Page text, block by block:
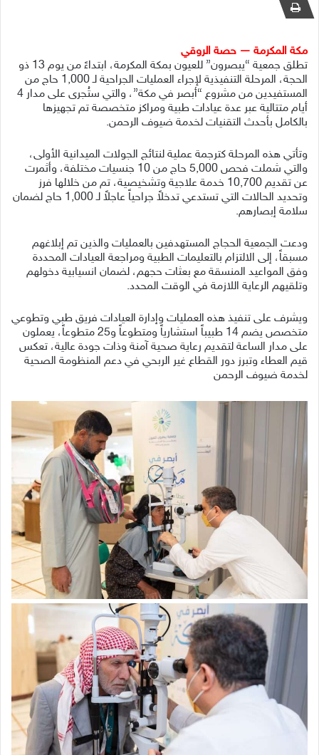
مكة المكرمة — حصة الروقي
تطلق جمعية “يبصرون” للعيون بمكة المكرمة، ابتداءً من يوم 13 ذو
الحجة، المرحلة التنفيذية لإجراء العمليات الجراحية لـ 1,000 حاج من
المستفيدين من مشروع “أبصر في مكة”، والتي ستُجرى على مدار 4
أيام متتالية عبر عدة عيادات طبية ومراكز متخصصة تم تجهيزها
بالكامل بأحدث التقنيات لخدمة ضيوف الرحمن.
وتأتي هذه المرحلة كترجمة عملية لنتائج الجولات الميدانية الأولى،
والتي شملت فحص 5,000 حاج من 10 جنسيات مختلفة، وأثمرت
عن تقديم 10,700 خدمة علاجية وتشخيصية، تم من خلالها فرز
وتحديد الحالات التي تستدعي تدخلاً جراحياً عاجلاً لـ 1,000 حاج لضمان
سلامة إبصارهم.
ودعت الجمعية الحجاج المستهدفين بالعمليات والذين تم إبلاغهم
مسبقاً، إلى الالتزام بالتعليمات الطبية ومراجعة العيادات المحددة
وفق المواعيد المنسقة مع بعثات حجهم، لضمان انسيابية دخولهم
وتلقيهم الرعاية اللازمة في الوقت المحدد.
ويشرف على تنفيذ هذه العمليات وإدارة العيادات فريق طبي وتطوعي
متخصص يضم 14 طبيباً استشارياً ومتطوعاً و25 متطوعاً، يعملون
على مدار الساعة لتقديم رعاية صحية آمنة وذات جودة عالية، تعكس
قيم العطاء وتبرز دور القطاع غير الربحي في دعم المنظومة الصحية
لخدمة ضيوف الرحمن